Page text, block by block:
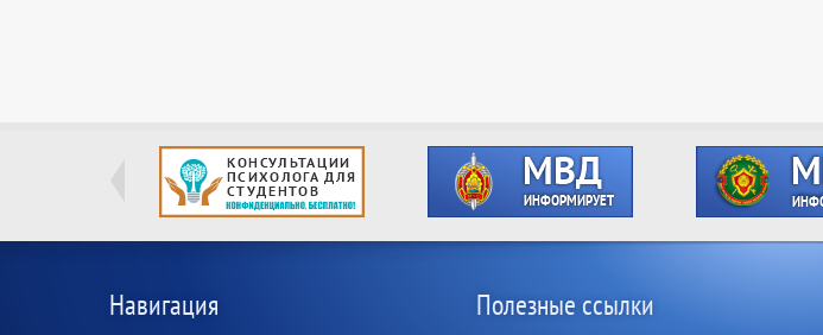
Навигация Полезные ссылки